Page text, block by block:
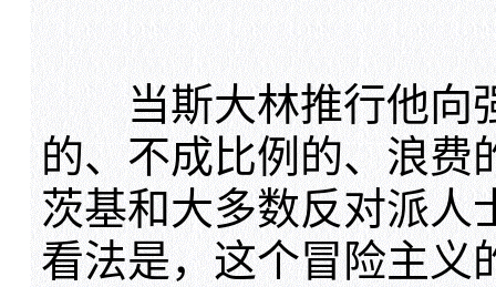
当斯大林推行他向强
的、不成比例的、浪费
茨基和大多数反对派人
看法是，这个冒险主义